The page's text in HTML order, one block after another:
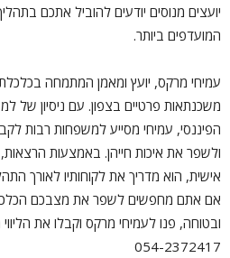
יועצים מנוסים יודעים להוביל אתכם
המועדפים ביותר.
עמיחי מרקס, יועץ ומאמן המתמחה
משכנתאות פרטיים בצפון. עם ניסיון של
הפיננסי, עמיחי מסייע למשפחות רבות
ולשפר את איכות חייהן. באמצעות הרצאות,
אישית, הוא מדריך את לקוחותיו לאורך
אם אתם מחפשים לשפר את מצבכם
ובטוחה, פנו לעמיחי מרקס וקבלו את
054-2372417